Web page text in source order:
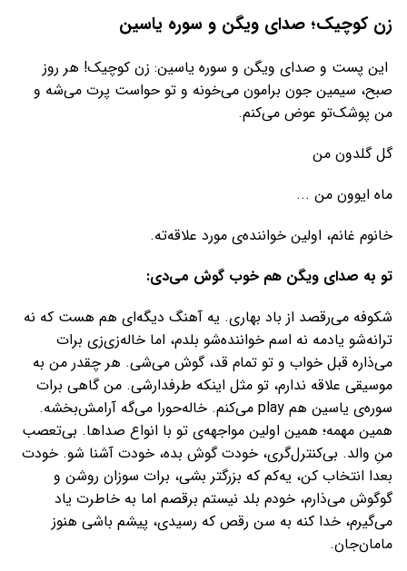
زن کوچیک؛ صدای ویگن و سوره یاسین
این پست و صدای ویگن و سوره یاسین: زن کوچیک! هر روز
صبح، سیمین جون برامون می‌خونه و تو حواست پرت می‌شه و
من پوشک‌تو عوض می‌کنم.
گل گلدون من
ماه ایوون من ...
خانوم غانم، اولین خواننده‌ی مورد علاقه‌ته.
تو به صدای ویگن هم خوب گوش می‌دی:
شکوفه می‌رقصد از باد بهاری. یه آهنگ دیگه‌ای هم هست که نه
ترانه‌شو یادمه نه اسم خواننده‌شو بلدم، اما خاله‌زی‌زی برات
می‌ذاره قبل خواب و تو تمام قد، گوش می‌شی. هر چقدر من به
موسیقی علاقه ندارم، تو مثل اینکه طرفدارشی. من گاهی برات
سوره‌ی یاسین هم play می‌کنم. خاله‌حورا می‌گه آرامش‌بخشه.
همین مهمه؛ همین اولین مواجهه‌ی تو با انواع صداها. بی‌تعصب
منِ والد. بی‌کنترل‌گری، خودت گوش بده، خودت آشنا شو. خودت
بعدا انتخاب کن، یه‌کم که بزرگتر بشی، برات سوزان روشن و
گوگوش می‌ذارم، خودم بلد نیستم برقصم اما به خاطرت یاد
می‌گیرم، خدا کنه به سن رقص که رسیدی، پیشم باشی هنوز
مامان‌جان.